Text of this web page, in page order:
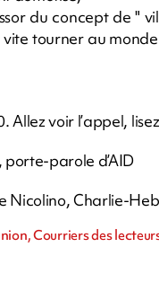
du concept de "
tourner au
Allez voir l’appel,
, porte-parole d’AID
Nicolino, Charlie-
Courriers des